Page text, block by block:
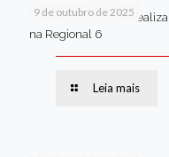
9 de outubro de 2025
Van dos secretários
na Regional 6
Leia mais